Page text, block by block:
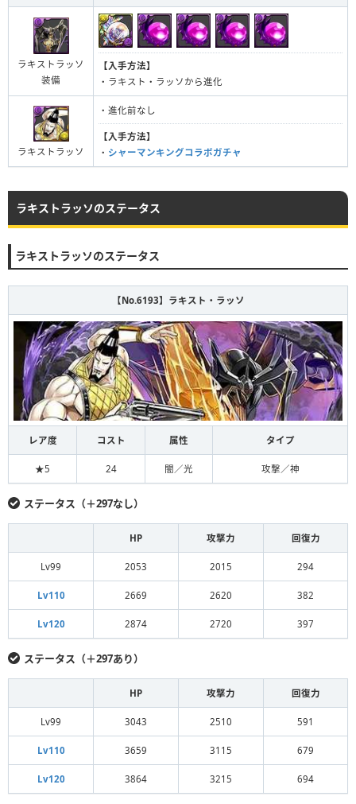
ラキストラッソ
装備
【入手方法】
・ラキスト・ラッソから進化
ラキストラッソ
・進化前なし
【入手方法】
・ シャーマンキングコラボガチャ
ラキストラッソのステータス
ラキストラッソのステータス
【No.6193】ラキスト・ラッソ
レア度 コスト 属性 タイプ
★5 24 闇／光 攻撃／神
ステータス（＋297なし）
HP 攻撃力 回復力
Lv99 2053 2015 294
Lv110 2669 2620 382
Lv120 2874 2720 397
ステータス（＋297あり）
HP 攻撃力 回復力
Lv99 3043 2510 591
Lv110 3659 3115 679
Lv120 3864 3215 694